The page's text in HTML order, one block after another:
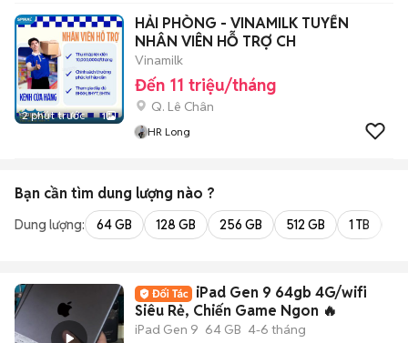
2 phút trước 1
HẢI PHÒNG - VINAMILK TUYỂN
NHÂN VIÊN HỖ TRỢ CH
Vinamilk
Đến 11 triệu/tháng
Q. Lê Chân
HR Long
Bạn cần tìm dung lượng nào ?
Dung lượng: 64 GB 128 GB 256 GB 512 GB 1 TB
iPad Gen 9 64gb 4G/wifi
Siêu Rẻ, Chiến Game Ngon 🔥
iPad Gen 9 64 GB 4-6 tháng